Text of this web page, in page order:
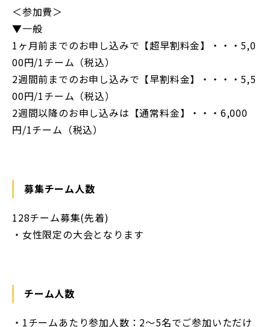
＜参加費＞
▼一般
1ヶ月前までのお申し込みで【超早割料金】・・・5,0
00円/1チーム（税込）
2週間前までのお申し込みで【早割料金】・・・・5,5
00円/1チーム（税込）
2週間以降のお申し込みは【通常料金】・・・6,000
円/1チーム（税込）
募集チーム人数
128チーム募集(先着)
・女性限定の大会となります
チーム人数
・1チームあたり参加人数：2～5名でご参加いただけ